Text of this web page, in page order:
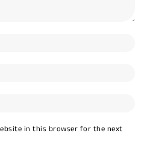
in this browser for the next